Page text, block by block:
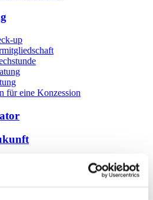
up
für eine Konzession